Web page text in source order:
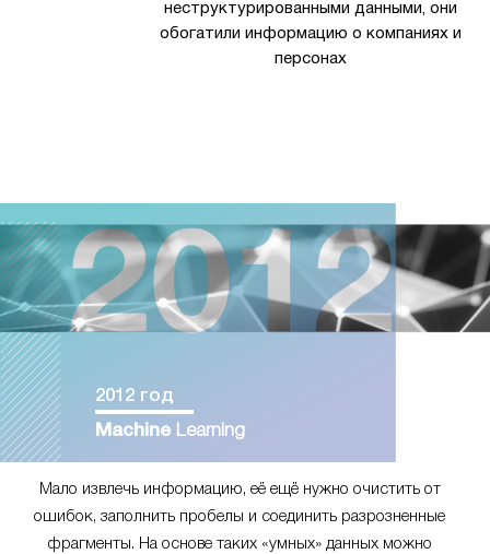
неструктурированными данными, они
обогатили информацию о компаниях и
персонах
2012 год
Machine Learning
Мало извлечь информацию, её ещё нужно очистить от
ошибок, заполнить пробелы и соединить разрозненные
фрагменты. На основе таких «умных» данных можно